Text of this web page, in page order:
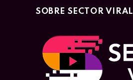
SOBRE SECTOR VIRAL